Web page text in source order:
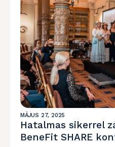
MÁJUS 27, 2025
Hatalmas sikerrel
BeneFit SHARE